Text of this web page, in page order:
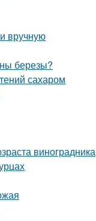
вручную
березы?
сахаром
виноградника